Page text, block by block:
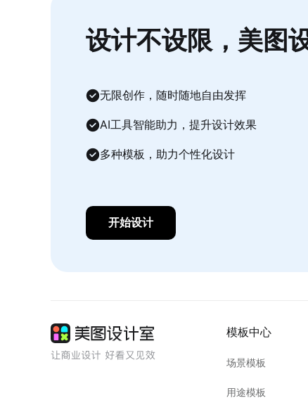
设计不设限，美图
无限创作，随时随地自由发挥
AI工具智能助力，提升设计效果
多种模板，助力个性化设计
开始设计
模板中心
场景模板
用途模板